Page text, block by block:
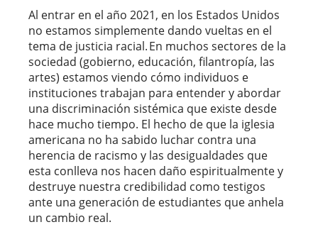
Al entrar en el año 2021, en los Estados Unidos
no estamos simplemente dando vueltas en el
tema de justicia racial. En muchos sectores de la
sociedad (gobierno, educación, filantropía, las
artes) estamos viendo cómo individuos e
instituciones trabajan para entender y abordar
una discriminación sistémica que existe desde
hace mucho tiempo. El hecho de que la iglesia
americana no ha sabido luchar contra una
herencia de racismo y las desigualdades que
esta conlleva nos hacen daño espiritualmente y
destruye nuestra credibilidad como testigos
ante una generación de estudiantes que anhela
un cambio real.